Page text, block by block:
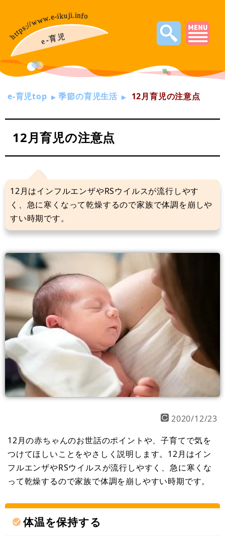
e-育児top 季節の育児生活 12月育児の注意点
12月育児の注意点
12月はインフルエンザやRSウイルスが流行しやす
く、急に寒くなって乾燥するので家族で体調を崩しや
すい時期です。
2020/12/23
12月の赤ちゃんのお世話のポイントや、子育てで気を
つけてほしいことをやさしく説明します。12月はイン
フルエンザやRSウイルスが流行しやすく、急に寒くな
って乾燥するので家族で体調を崩しやすい時期です。
体温を保持する